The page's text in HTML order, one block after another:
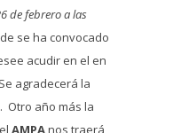
de febrero a las
se ha convocado
acudir en el en
agradecerá la
Otro año más la
AMPAnos traerá